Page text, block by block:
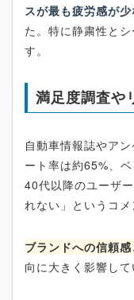
スが最も疲労感が
た。特に静粛性と
す。
満足度調査や
自動車情報誌やア
ート率は約65%、
40代以降のユーザ
れない」というコメ
ブランドへの信頼
向に大きく影響して